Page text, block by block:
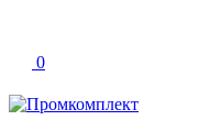
0